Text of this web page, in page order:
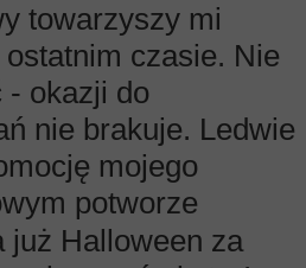
towarzyszy mi
czasie. Nie
- okazji do
nie brakuje. Ledwie
mojego
potworze
już Halloween za